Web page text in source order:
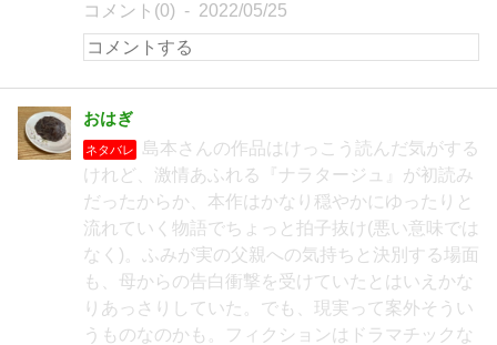
コメント(0) 2022/05/25
おはぎ
ネタバレ
島本さんの作品はけっこう読んだ気がする
けれど、激情あふれる『ナラタージュ』が初読み
だったからか、本作はかなり穏やかにゆったりと
流れていく物語でちょっと拍子抜け(悪い意味では
なく)。ふみが実の父親への気持ちと決別する場面
も、母からの告白衝撃を受けていたとはいえかな
りあっさりしていた。でも、現実って案外そうい
うものなのかも。フィクションはドラマチックな